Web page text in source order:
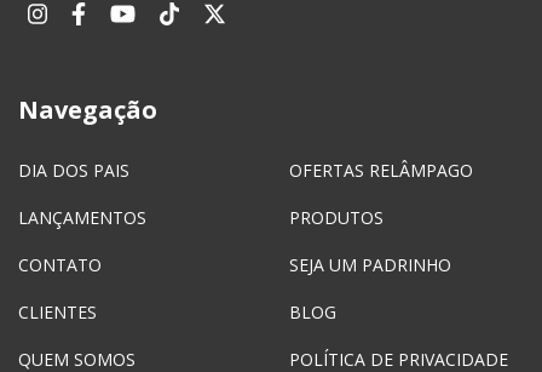
Navegação
DIA DOS PAIS OFERTAS RELÂMPAGO
LANÇAMENTOS PRODUTOS
CONTATO SEJA UM PADRINHO
CLIENTES BLOG
QUEM SOMOS POLÍTICA DE PRIVACIDADE